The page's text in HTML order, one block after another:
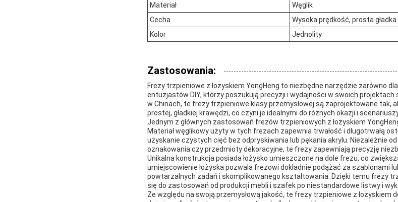
Materiał
Węglik
Cecha
Wysoka prędkość, prosta
Kolor
Jednolity
Zastosowania:
Frezy trzpieniowe z łożyskiem YongHeng to niezbędne narzędzie zarówno
entuzjastów DIY, którzy poszukują precyzji i wydajności w swoich projektach
w Chinach, te frezy trzpieniowe klasy przemysłowej są zaprojektowane tak,
prostej, gładkiej krawędzi, co czyni je idealnymi do różnych okazji i
Jednym z głównych zastosowań frezów trzpieniowych z łożyskiem
Materiał węglikowy użyty w tych frezach zapewnia trwałość i długotrwałą
uzyskanie czystych cięć bez odpryskiwania lub pękania akrylu. Niezależnie
oznakowania czy przedmioty dekoracyjne, te frezy zapewniają precyzję
Unikalna konstrukcja posiada łożysko umieszczone na dole frezu, co
umiejscowienie łożyska pozwala frezowi dokładnie podążać za szablonami
powtarzalnych zadań i skomplikowanego kształtowania. Dzięki temu frezy
się do zastosowań od produkcji mebli i szafek po niestandardowe listwy i
Ze względu na swoją przemysłową jakość, te frezy trzpieniowe z łożyskiem